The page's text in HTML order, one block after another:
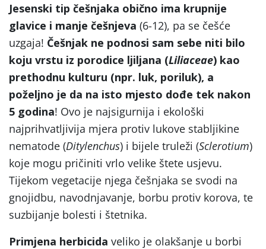
Jesenski tip češnjaka obično ima krupnije
glavice i manje češnjeva (6-12), pa se češće
uzgaja! Češnjak ne podnosi sam sebe niti bilo
koju vrstu iz porodice ljiljana (Liliaceae) kao
prethodnu kulturu (npr. luk, poriluk), a
poželjno je da na isto mjesto dođe tek nakon
5 godina! Ovo je najsigurnija i ekološki
najprihvatljivija mjera protiv lukove stabljikine
nematode (Ditylenchus) i bijele truleži (Sclerotium)
koje mogu pričiniti vrlo velike štete usjevu.
Tijekom vegetacije njega češnjaka se svodi na
gnojidbu, navodnjavanje, borbu protiv korova, te
suzbijanje bolesti i štetnika.
Primjena herbicida veliko je olakšanje u borbi